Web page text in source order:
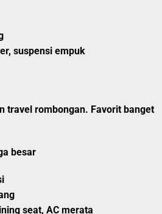
suspensi empuk
travel rombongan. Favorit banget
besar
seat, AC merata